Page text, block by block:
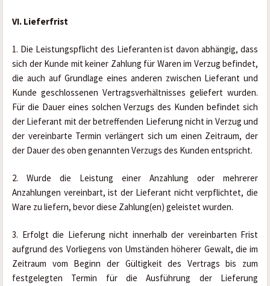
VI. Lieferfrist
1. Die Leistungspflicht des Lieferanten ist davon abhängig, dass
sich der Kunde mit keiner Zahlung für Waren im Verzug befindet,
die auch auf Grundlage eines anderen zwischen Lieferant und
Kunde geschlossenen Vertragsverhältnisses geliefert wurden.
Für die Dauer eines solchen Verzugs des Kunden befindet sich
der Lieferant mit der betreffenden Lieferung nicht in Verzug und
der vereinbarte Termin verlängert sich um einen Zeitraum, der
der Dauer des oben genannten Verzugs des Kunden entspricht.
2. Wurde die Leistung einer Anzahlung oder mehrerer
Anzahlungen vereinbart, ist der Lieferant nicht verpflichtet, die
Ware zu liefern, bevor diese Zahlung(en) geleistet wurden.
3. Erfolgt die Lieferung nicht innerhalb der vereinbarten Frist
aufgrund des Vorliegens von Umständen höherer Gewalt, die im
Zeitraum vom Beginn der Gültigkeit des Vertrags bis zum
festgelegten Termin für die Ausführung der Lieferung